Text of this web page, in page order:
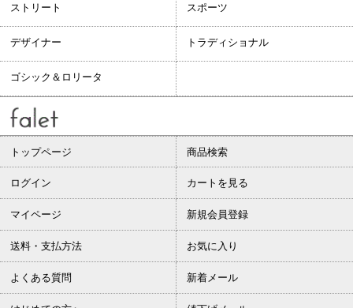
ストリート スポーツ
デザイナー トラディショナル
ゴシック＆ロリータ
トップページ 商品検索
ログイン カートを見る
マイページ 新規会員登録
送料・支払方法 お気に入り
よくある質問 新着メール